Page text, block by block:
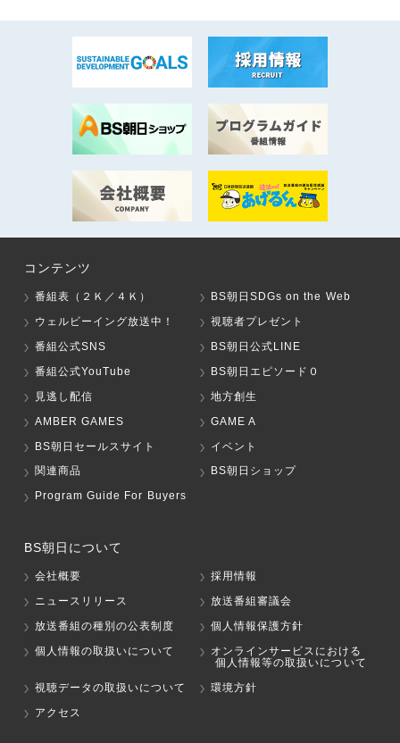
コンテンツ
番組表（２Ｋ／４Ｋ）
BS朝日SDGs on the Web
ウェルビーイング放送中！
視聴者プレゼント
番組公式SNS
BS朝日公式LINE
番組公式YouTube
BS朝日エピソード０
見逃し配信
地方創生
AMBER GAMES
GAME A
BS朝日セールスサイト
イベント
関連商品
BS朝日ショップ
Program Guide For Buyers
BS朝日について
会社概要
採用情報
ニュースリリース
放送番組審議会
放送番組の種別の公表制度
個人情報保護方針
個人情報の取扱いについて
オンラインサービスにおける
個人情報等の取扱いについて
視聴データの取扱いについて
環境方針
アクセス